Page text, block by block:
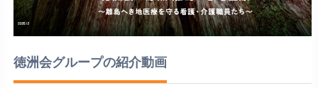
徳洲会グループの紹介動画